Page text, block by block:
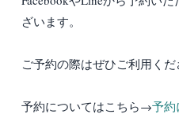
ざいます。
ご予約の際はぜひご利用くだ
予約についてはこちら→予約